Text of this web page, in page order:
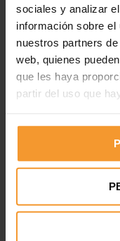
sociales y analizar
información sobre el
nuestros partners
web, quienes
que les haya
partir del uso que
consejos,lijadora
Esta herramienta
para realizar pulidos,
brillo. La lijadora
más empleadas en…
LEER MÁS